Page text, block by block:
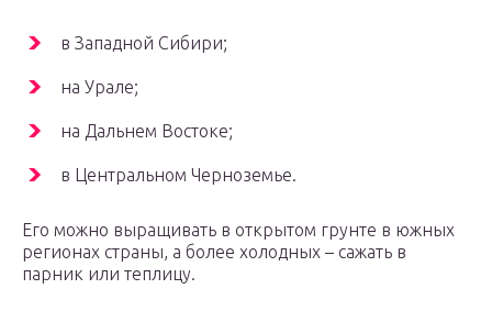
в Западной Сибири;
на Урале;
на Дальнем Востоке;
в Центральном Черноземье.
Его можно выращивать в открытом грунте в южных
регионах страны, а более холодных – сажать в
парник или теплицу.